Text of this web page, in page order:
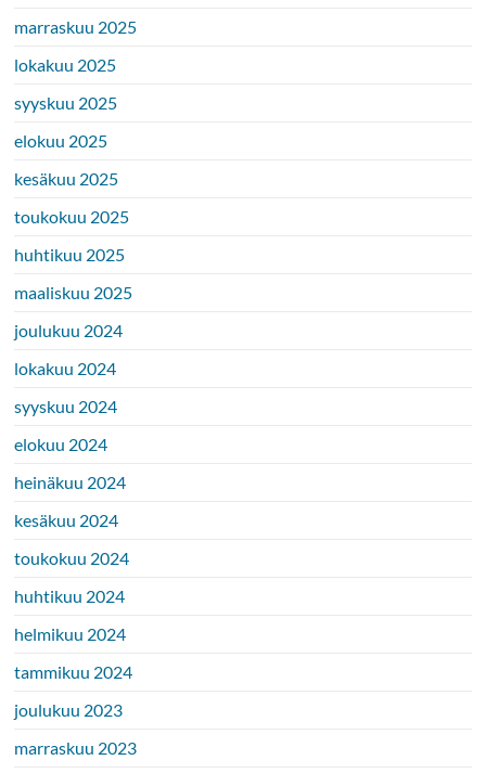
marraskuu 2025
lokakuu 2025
syyskuu 2025
elokuu 2025
kesäkuu 2025
toukokuu 2025
huhtikuu 2025
maaliskuu 2025
joulukuu 2024
lokakuu 2024
syyskuu 2024
elokuu 2024
heinäkuu 2024
kesäkuu 2024
toukokuu 2024
huhtikuu 2024
helmikuu 2024
tammikuu 2024
joulukuu 2023
marraskuu 2023